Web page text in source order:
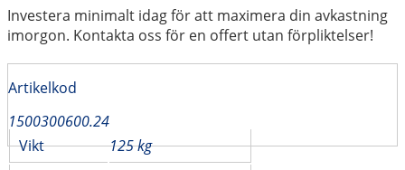
Investera minimalt idag för att maximera din avkastning
imorgon. Kontakta oss för en offert utan förpliktelser!
Artikelkod
1500300600.24
Vikt
125 kg